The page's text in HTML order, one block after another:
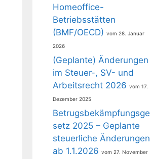
Homeoffice-
Betriebsstätten
(BMF/OECD)
28. Januar
2026
(Geplante) Änderungen
im Steuer-, SV- und
Arbeitsrecht 2026
17.
Dezember 2025
Betrugsbekämpfungsge
setz 2025 – Geplante
steuerliche Änderungen
ab 1.1.2026
27. November